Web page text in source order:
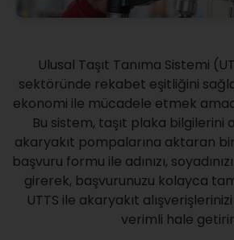
Ulusal Taşıt Tanıma Sistemi
sektöründe rekabet eşitliğini
ekonomi ile mücadele etmek
Bu sistem, taşıt plaka
akaryakıt pompalarına aktaran
başvuru formu ile adınızı,
girerek, başvurunuzu kolayca
UTTS ile akaryakıt
verimli hale